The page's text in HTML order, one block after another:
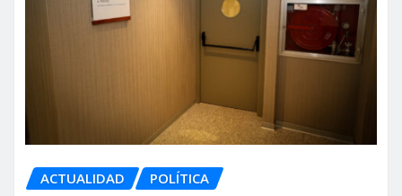
ACTUALIDAD POLÍTICA